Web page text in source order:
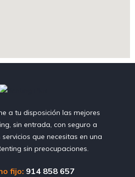
a tu disposición las mejores
sin entrada, con seguro a
que necesitas en una
sin preocupaciones.
fijo: 914 858 657